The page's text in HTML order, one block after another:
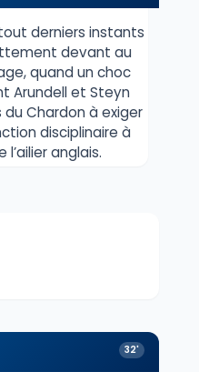
derniers instants
devant au
quand un choc
Arundell et Steyn
Chardon à exiger
disciplinaire à
l’ailier anglais.
32'